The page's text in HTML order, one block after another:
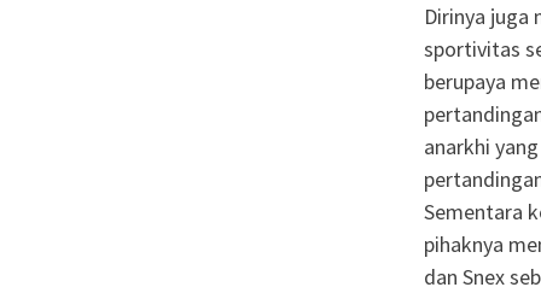
Dirinya
sportivitas
berupaya
anarkhi
Sementara
pihaknya
dan Snex